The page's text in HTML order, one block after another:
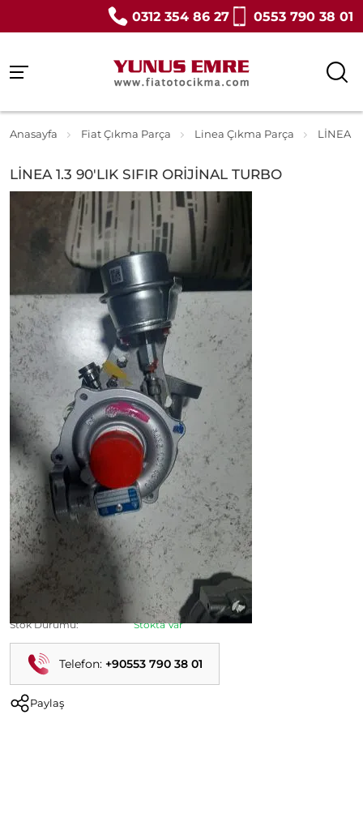
0312 354 86 27 0553 790 38 01
Anasayfa Fiat Çıkma Parça Linea Çıkma Parça LİNEA
LİNEA 1.3 90'LIK SIFIR ORİJİNAL TURBO
Linea 1.3 90'lık Sıfır Orijinal Turbo
Ürün Kodu:
Kategori:
Linea Çıkma Parça
Durumu:
İkinci El
Stok Durumu:
Stokta Var
Telefon: +90553 790 38 01
Paylaş